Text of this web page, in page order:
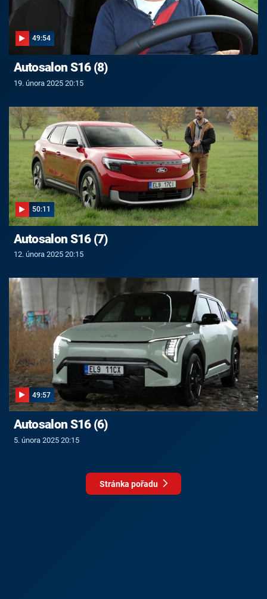
49:54
Autosalon S16 (8)
19. února 2025 20:15
50:11
Autosalon S16 (7)
12. února 2025 20:15
49:57
Autosalon S16 (6)
5. února 2025 20:15
Stránka pořadu